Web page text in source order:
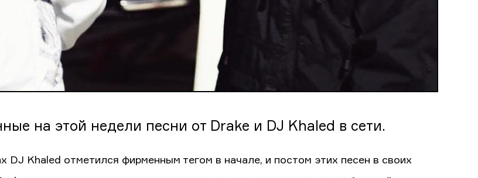
на этой недели песни от Drake и DJ Khaled в сети.
DJ Khaled отметился фирменным тегом в начале, и постом этих песен в своих